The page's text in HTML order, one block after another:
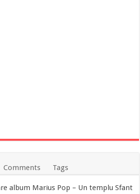
Comments Tags
album Marius Pop – Un templu Sfant